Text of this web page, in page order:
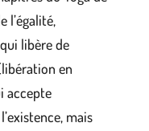
l’égalité,
libère de
en
accepte
mais